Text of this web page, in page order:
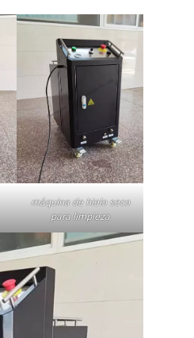
máquina de hielo seco
para limpieza